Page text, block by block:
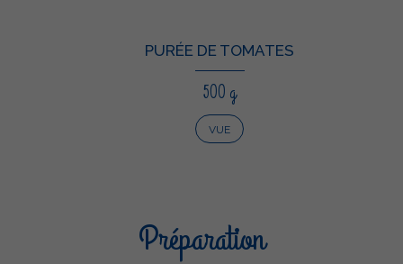
PURÉE DE TOMATES
500 g
VUE
Préparation